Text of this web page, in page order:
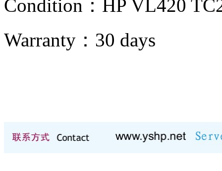
Condition： HP VL420
Warranty： 30 days